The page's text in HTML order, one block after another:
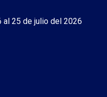
al 25 de julio del 2026